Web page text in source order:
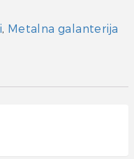
, Metalna galanterija